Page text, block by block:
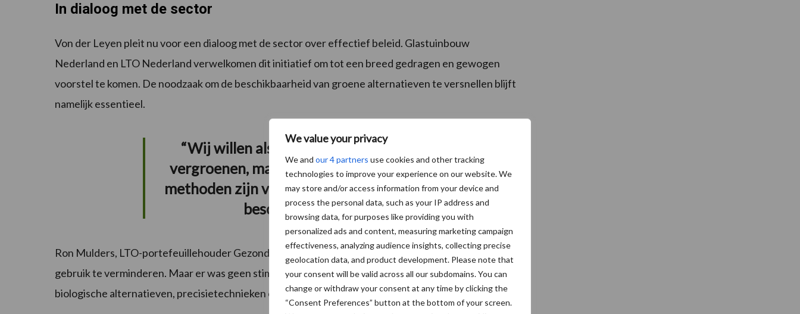
We value your privacy
We and our 4 partners use cookies and other tracking
technologies to improve your experience on our website. We
may store and/or access information from your device and
process the personal data, such as your IP address and
browsing data, for purposes like providing you with
personalized ads and content, measuring marketing campaign
effectiveness, analyzing audience insights, collecting precise
geolocation data, and product development. Please note that
your consent will be valid across all our subdomains. You can
change or withdraw your consent at any time by clicking the
“Consent Preferences” button at the bottom of your screen.
In dialoog met de sector
Von der Leyen pleit nu voor een dialoog met de sector over effectief beleid. Glastuinbouw
Nederland en LTO Nederland verwelkomen dit initiatief om tot een breed gedragen en gewogen
voorstel te komen. De noodzaak om de beschikbaarheid van groene alternatieven te versnellen blijft
namelijk essentieel.
“Wij willen als sector nog steeds
vergroenen, maar deze middelen en
methoden zijn vaak nog onvoldoende
beschikbaar.”
Ron Mulders, LTO-portefeuillehouder Gezonde Planten: “De SUR was vooral een stok om het
gebruik te verminderen. Maar er was geen stimulans om de beschikbaarheid van laagrisico-,
biologische alternatieven, precisietechnieken of nieuwe veredelingstechnieken te vergroten.”